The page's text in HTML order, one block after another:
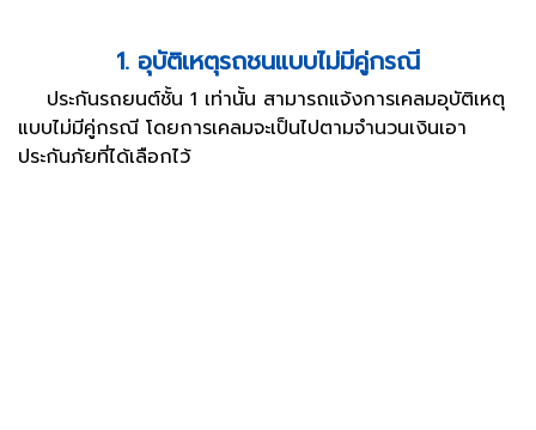
1. อุบัติเหตุรถชนแบบไม่มีคู่กรณี
ประกันรถยนต์ชั้น 1 เท่านั้น สามารถแจ้งการเคลมอุบัติเหตุ
แบบไม่มีคู่กรณี โดยการเคลมจะเป็นไปตามจำนวนเงินเอา
ประกันภัยที่ได้เลือกไว้